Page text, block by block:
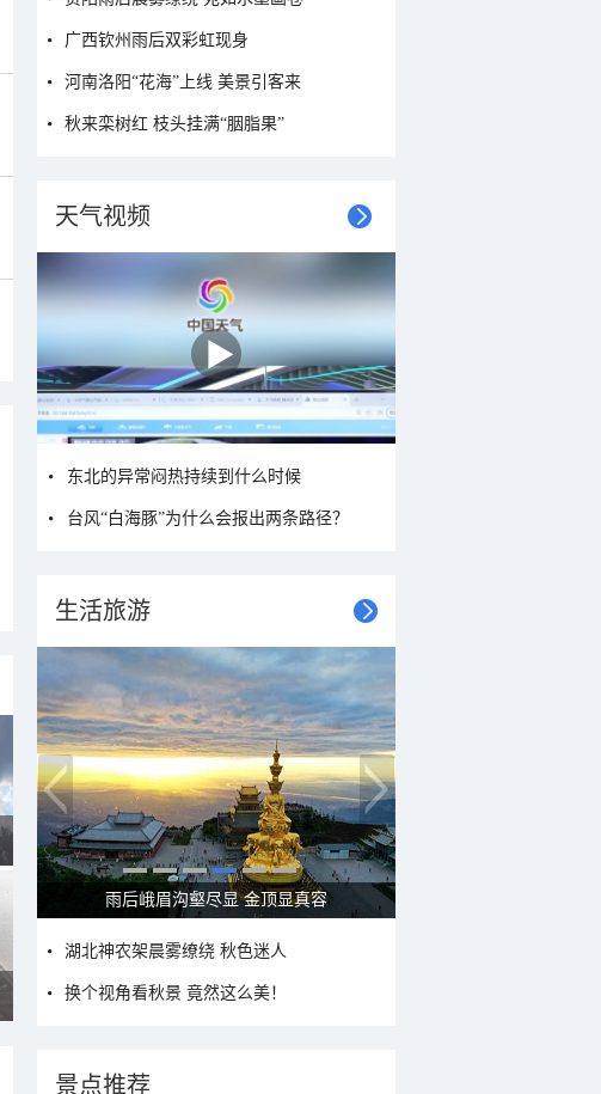
广西钦州雨后双彩虹现身
河南洛阳“花海”上线 美景引客来
秋来栾树红 枝头挂满“胭脂果”
天气视频
东北的异常闷热持续到什么时候
台风“白海豚”为什么会报出两条路径？
生活旅游
秋意浓 蓝天映衬下的哈尔滨伏尔加庄园
湖北神农架晨雾缭绕 秋色迷人
换个视角看秋景 竟然这么美！
景点推荐